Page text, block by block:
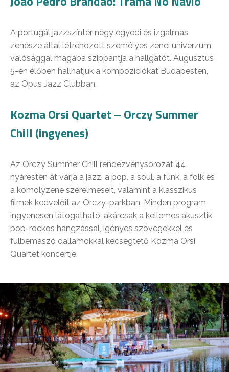
A portugál jazzszíntér négy egyedi és izgalmas
zenésze által létrehozott személyes zenei univerzum
valósággal magába szippantja a hallgatót. Augusztus
5-én élőben hallhatjuk a kompozíciókat Budapesten,
az Opus Jazz Clubban.
Kozma Orsi Quartet – Orczy Summer
Chill (ingyenes)
Az Orczy Summer Chill rendezvénysorozat 44
nyárestén át várja a jazz, a pop, a soul, a funk, a folk és
a komolyzene szerelmeseit, valamint a klasszikus
filmek kedvelőit az Orczy-parkban. Minden program
ingyenesen látogatható, akárcsak a kellemes akusztik
pop-rockos hangzással, igényes szövegekkel és
fülbemászó dallamokkal kecsegtető Kozma Orsi
Quartet koncertje.